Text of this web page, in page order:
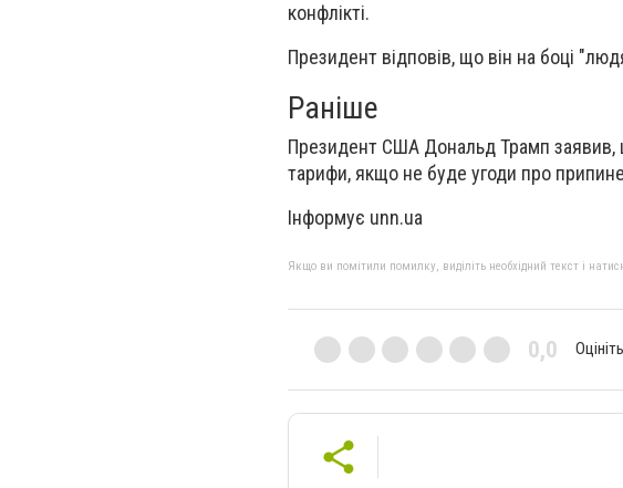
конфлікті.
Президент відповів, що він на боці
Раніше
Президент США Дональд Трамп заявив,
тарифи, якщо не буде угоди про
Інформує unn.ua
Якщо ви помітили помилку, виділіть необхідний текст і
0,0